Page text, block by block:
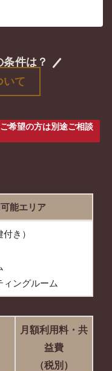
件は？
いて
希望の方は別途ご相談
能エリア
き）
ィングルーム
月額利用料・共
益費
（税別）